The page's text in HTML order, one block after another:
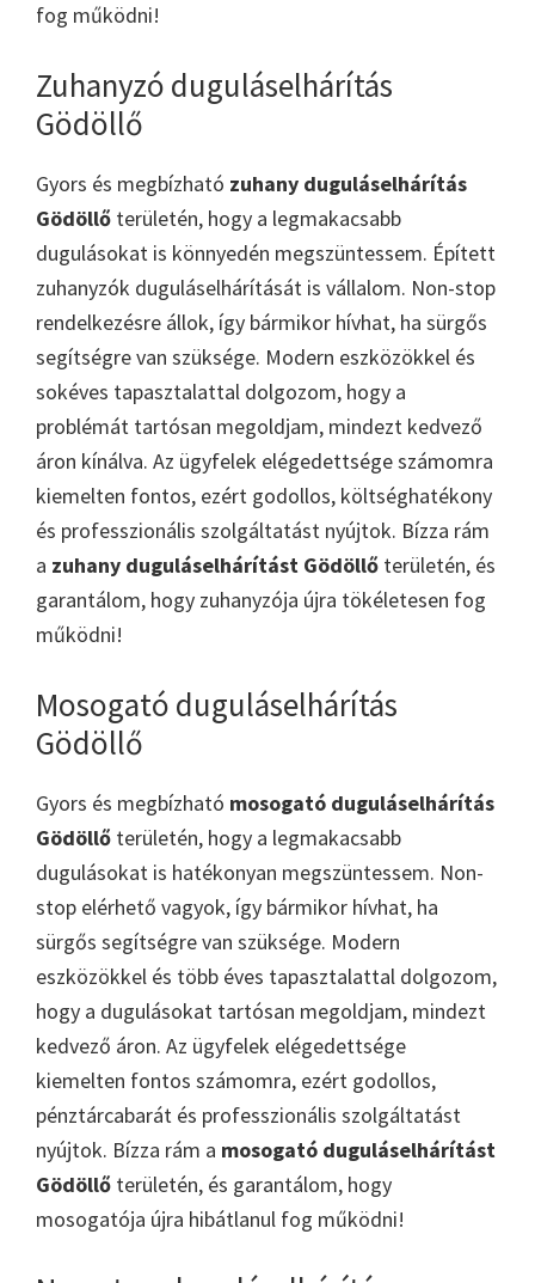
fog működni!
Zuhanyzó duguláselhárítás
Gödöllő
Gyors és megbízható zuhany duguláselhárítás
Gödöllő területén, hogy a legmakacsabb
dugulásokat is könnyedén megszüntessem. Épített
zuhanyzók duguláselhárítását is vállalom. Non-stop
rendelkezésre állok, így bármikor hívhat, ha sürgős
segítségre van szüksége. Modern eszközökkel és
sokéves tapasztalattal dolgozom, hogy a
problémát tartósan megoldjam, mindezt kedvező
áron kínálva. Az ügyfelek elégedettsége számomra
kiemelten fontos, ezért godollos, költséghatékony
és professzionális szolgáltatást nyújtok. Bízza rám
a zuhany duguláselhárítást Gödöllő területén, és
garantálom, hogy zuhanyzója újra tökéletesen fog
működni!
Mosogató duguláselhárítás
Gödöllő
Gyors és megbízható mosogató duguláselhárítás
Gödöllő területén, hogy a legmakacsabb
dugulásokat is hatékonyan megszüntessem. Non-
stop elérhető vagyok, így bármikor hívhat, ha
sürgős segítségre van szüksége. Modern
eszközökkel és több éves tapasztalattal dolgozom,
hogy a dugulásokat tartósan megoldjam, mindezt
kedvező áron. Az ügyfelek elégedettsége
kiemelten fontos számomra, ezért godollos,
pénztárcabarát és professzionális szolgáltatást
nyújtok. Bízza rám a mosogató duguláselhárítást
Gödöllő területén, és garantálom, hogy
mosogatója újra hibátlanul fog működni!